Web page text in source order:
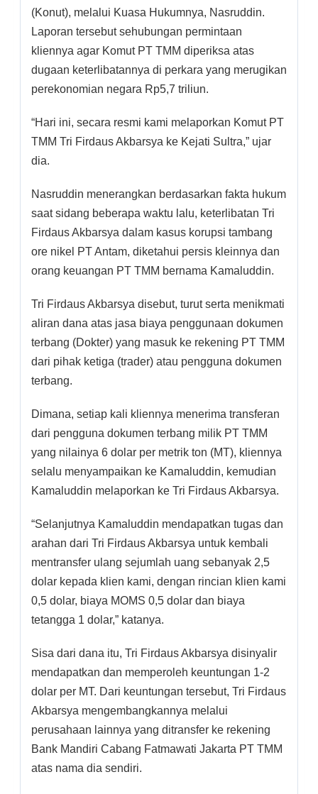
(Konut), melalui Kuasa Hukumnya, Nasruddin.
Laporan tersebut sehubungan permintaan
kliennya agar Komut PT TMM diperiksa atas
dugaan keterlibatannya di perkara yang merugikan
perekonomian negara Rp5,7 triliun.
“Hari ini, secara resmi kami melaporkan Komut PT
TMM Tri Firdaus Akbarsya ke Kejati Sultra,” ujar
dia.
Nasruddin menerangkan berdasarkan fakta hukum
saat sidang beberapa waktu lalu, keterlibatan Tri
Firdaus Akbarsya dalam kasus korupsi tambang
ore nikel PT Antam, diketahui persis kleinnya dan
orang keuangan PT TMM bernama Kamaluddin.
Tri Firdaus Akbarsya disebut, turut serta menikmati
aliran dana atas jasa biaya penggunaan dokumen
terbang (Dokter) yang masuk ke rekening PT TMM
dari pihak ketiga (trader) atau pengguna dokumen
terbang.
Dimana, setiap kali kliennya menerima transferan
dari pengguna dokumen terbang milik PT TMM
yang nilainya 6 dolar per metrik ton (MT), kliennya
selalu menyampaikan ke Kamaluddin, kemudian
Kamaluddin melaporkan ke Tri Firdaus Akbarsya.
“Selanjutnya Kamaluddin mendapatkan tugas dan
arahan dari Tri Firdaus Akbarsya untuk kembali
mentransfer ulang sejumlah uang sebanyak 2,5
dolar kepada klien kami, dengan rincian klien kami
0,5 dolar, biaya MOMS 0,5 dolar dan biaya
tetangga 1 dolar,” katanya.
Sisa dari dana itu, Tri Firdaus Akbarsya disinyalir
mendapatkan dan memperoleh keuntungan 1-2
dolar per MT. Dari keuntungan tersebut, Tri Firdaus
Akbarsya mengembangkannya melalui
perusahaan lainnya yang ditransfer ke rekening
Bank Mandiri Cabang Fatmawati Jakarta PT TMM
atas nama dia sendiri.